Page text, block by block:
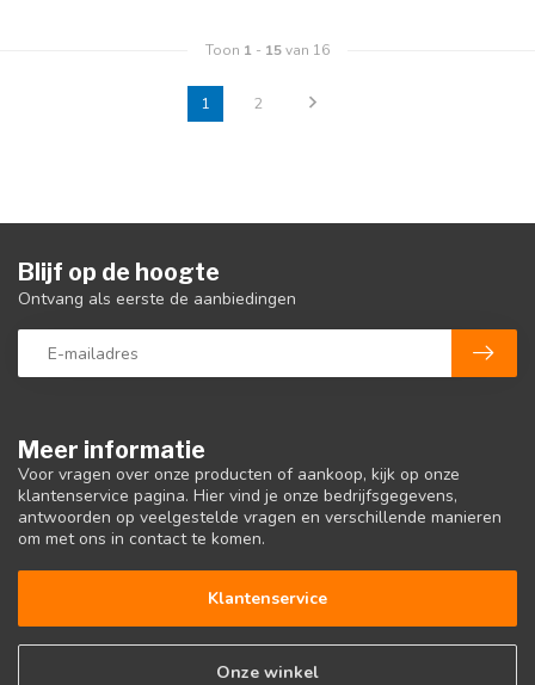
Toon 1 - 15van 16
1 2
Meer informatie
Voor vragen over onze producten of aankoop, kijk op onze
klantenservice pagina. Hier vind je onze bedrijfsgegevens,
antwoorden op veelgestelde vragen en verschillende manieren
om met ons in contact te komen.
Klantenservice
Onze winkel
Blijf op de hoogte
Ontvang als eerste de aanbiedingen